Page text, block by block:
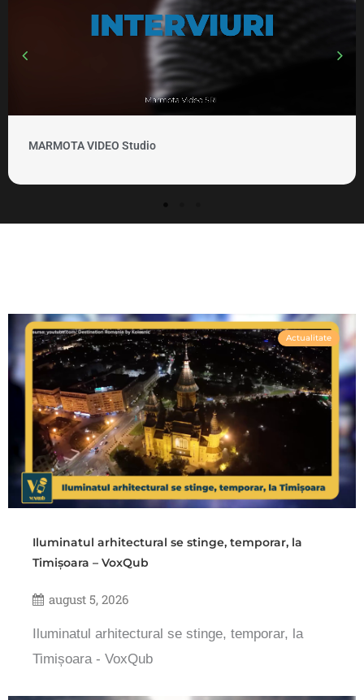
MARMOTA VIDEO Studio
Actualitate
Iluminatul arhitectural se stinge, temporar, la
Timișoara – VoxQub
august 5, 2026
Iluminatul arhitectural se stinge, temporar, la
Timișoara - VoxQub